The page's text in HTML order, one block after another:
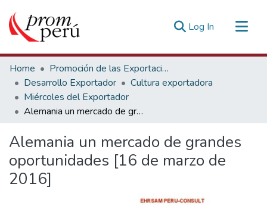
Log In (current)
Communities & Collections
All of DSpace
Statistics
Estadísticas Externas
Home
Promoción de las Exportaciones
Desarrollo Exportador
Cultura exportadora
Miércoles del Exportador
Alemania un mercado de grandes oportunidades [16 de marzo de 2016]
Alemania un mercado de grandes
oportunidades [16 de marzo de
2016]